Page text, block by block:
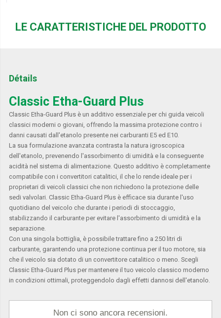
LE CARATTERISTICHE DEL PRODOTTO
Détails
Classic Etha-Guard Plus
Classic Etha-Guard Plus è un additivo essenziale per chi guida veicoli
classici moderni o giovani, offrendo la massima protezione contro i
danni causati dall'etanolo presente nei carburanti E5 ed E10.
La sua formulazione avanzata contrasta la natura igroscopica
dell'etanolo, prevenendo l'assorbimento di umidità e la conseguente
acidità nel sistema di alimentazione. Questo additivo è completamente
compatibile con i convertitori catalitici, il che lo rende ideale per i
proprietari di veicoli classici che non richiedono la protezione delle
sedi valvolari. Classic Etha-Guard Plus è efficace sia durante l'uso
quotidiano del veicolo che durante i periodi di stoccaggio,
stabilizzando il carburante per evitare l'assorbimento di umidità e la
separazione.
Con una singola bottiglia, è possibile trattare fino a 250 litri di
carburante, garantendo una protezione continua per il tuo motore, sia
che il veicolo sia dotato di un convertitore catalitico o meno. Scegli
Classic Etha-Guard Plus per mantenere il tuo veicolo classico moderno
in condizioni ottimali, proteggendolo dagli effetti dannosi dell'etanolo.
Non ci sono ancora recensioni.